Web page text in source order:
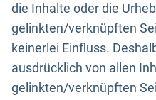
die Inhalte oder die
gelinkten/verknüpften
keinerlei Einfluss.
ausdrücklich von allen
gelinkten/verknüpften